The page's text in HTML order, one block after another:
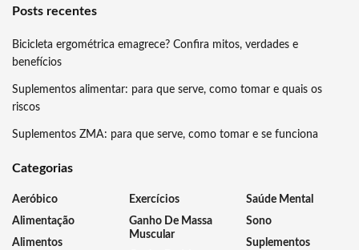
Posts recentes
Bicicleta ergométrica emagrece? Confira mitos, verdades e
benefícios
Suplementos alimentar: para que serve, como tomar e quais os
riscos
Suplementos ZMA: para que serve, como tomar e se funciona
Categorias
Aeróbico
Alimentação
Alimentos
Exercícios
Ganho De Massa
Muscular
Saúde Mental
Sono
Suplementos